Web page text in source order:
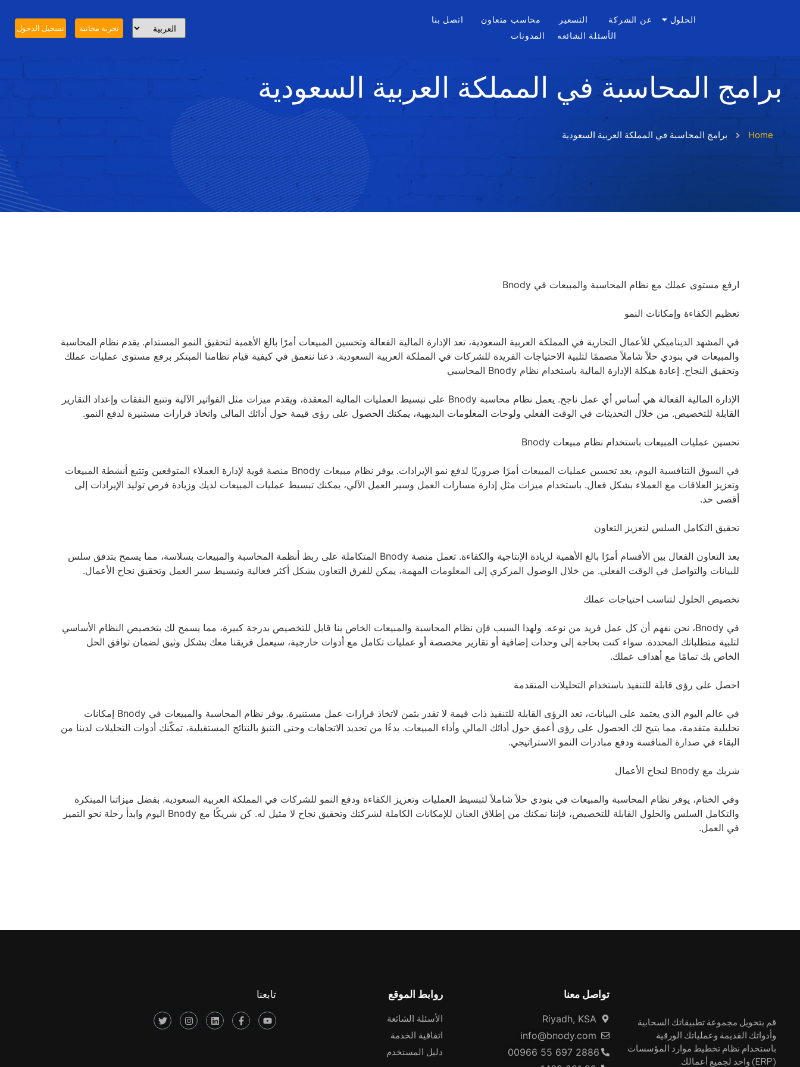
الحلول عن الشركة التسعير محاسب متعاون
اتصل بنا
الأسئلة الشائعه
المدونات
تجربة مجانية تسجيل الدخول
برامج المحاسبة في المملكة العربية السعودية
Home برامج المحاسبة في المملكة العربية السعودية
ارفع مستوى عملك مع نظام المحاسبة والمبيعات في Bnody
تعظيم الكفاءة وإمكانات النمو
في المشهد الديناميكي للأعمال التجارية في المملكة العربية السعودية، تعد الإدارة المالية الفعالة وتحسين المبيعات أمرًا بالغ الأهمية لتحقيق النمو المستدام. يقدم نظام المحاسبة
والمبيعات في بنودي حلاً شاملاً مصممًا لتلبية الاحتياجات الفريدة للشركات في المملكة العربية السعودية. دعنا نتعمق في كيفية قيام نظامنا المبتكر برفع مستوى عمليات عملك
وتحقيق النجاح. إعادة هيكلة الإدارة المالية باستخدام نظام Bnody المحاسبي
الإدارة المالية الفعالة هي أساس أي عمل ناجح. يعمل نظام محاسبة Bnody على تبسيط العمليات المالية المعقدة، ويقدم ميزات مثل الفواتير الآلية وتتبع النفقات وإعداد التقارير
القابلة للتخصيص. من خلال التحديثات في الوقت الفعلي ولوحات المعلومات البديهية، يمكنك الحصول على رؤى قيمة حول أدائك المالي واتخاذ قرارات مستنيرة لدفع النمو.
تحسين عمليات المبيعات باستخدام نظام مبيعات Bnody
في السوق التنافسية اليوم، يعد تحسين عمليات المبيعات أمرًا ضروريًا لدفع نمو الإيرادات. يوفر نظام مبيعات Bnody منصة قوية لإدارة العملاء المتوقعين وتتبع أنشطة المبيعات
وتعزيز العلاقات مع العملاء بشكل فعال. باستخدام ميزات مثل إدارة مسارات العمل وسير العمل الآلي، يمكنك تبسيط عمليات المبيعات لديك وزيادة فرص توليد الإيرادات إلى
أقصى حد.
تحقيق التكامل السلس لتعزيز التعاون
يعد التعاون الفعال بين الأقسام أمرًا بالغ الأهمية لزيادة الإنتاجية والكفاءة. تعمل منصة Bnody المتكاملة على ربط أنظمة المحاسبة والمبيعات بسلاسة، مما يسمح بتدفق سلس
للبيانات والتواصل في الوقت الفعلي. من خلال الوصول المركزي إلى المعلومات المهمة، يمكن للفرق التعاون بشكل أكثر فعالية وتبسيط سير العمل وتحقيق نجاح الأعمال.
تخصيص الحلول لتناسب احتياجات عملك
في Bnody، نحن نفهم أن كل عمل فريد من نوعه. ولهذا السبب فإن نظام المحاسبة والمبيعات الخاص بنا قابل للتخصيص بدرجة كبيرة، مما يسمح لك بتخصيص النظام الأساسي
لتلبية متطلباتك المحددة. سواء كنت بحاجة إلى وحدات إضافية أو تقارير مخصصة أو عمليات تكامل مع أدوات خارجية، سيعمل فريقنا معك بشكل وثيق لضمان توافق الحل
الخاص بك تمامًا مع أهداف عملك.
احصل على رؤى قابلة للتنفيذ باستخدام التحليلات المتقدمة
في عالم اليوم الذي يعتمد على البيانات، تعد الرؤى القابلة للتنفيذ ذات قيمة لا تقدر بثمن لاتخاذ قرارات عمل مستنيرة. يوفر نظام المحاسبة والمبيعات في Bnody إمكانات
تحليلية متقدمة، مما يتيح لك الحصول على رؤى أعمق حول أدائك المالي وأداء المبيعات. بدءًا من تحديد الاتجاهات وحتى التنبؤ بالنتائج المستقبلية، تمكّنك أدوات التحليلات لدينا من
البقاء في صدارة المنافسة ودفع مبادرات النمو الاستراتيجي.
شريك مع Bnody لنجاح الأعمال
وفي الختام، يوفر نظام المحاسبة والمبيعات في بنودي حلاً شاملاً لتبسيط العمليات وتعزيز الكفاءة ودفع النمو للشركات في المملكة العربية السعودية. بفضل ميزاتنا المبتكرة
والتكامل السلس والحلول القابلة للتخصيص، فإننا نمكنك من إطلاق العنان للإمكانات الكاملة لشركتك وتحقيق نجاح لا مثيل له. كن شريكًا مع Bnody اليوم وابدأ رحلة نحو التميز
في العمل.
قم بتحويل مجموعة تطبيقاتك السحابية
وأدواتك القديمة وعملياتك الورقية
باستخدام نظام تخطيط موارد المؤسسات
(ERP) واحد لجميع أعمالك.
تواصل معنا
Riyadh, KSA
info@bnody.com
00966 55 697 2886
روابط الموقع
الأسئلة الشائعة
اتفاقية الخدمة
دليل المستخدم
تابعنا